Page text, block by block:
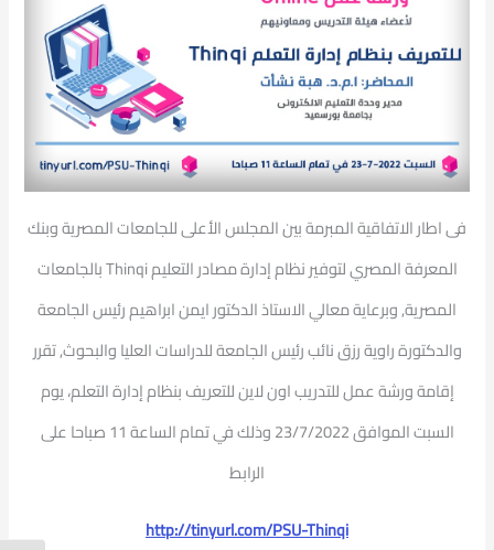
فى اطار الاتفاقية المبرمة بين المجلس الأعلى للجامعات المصرية وبنك
المعرفة المصري لتوفير نظام إدارة مصادر التعليم Thinqi بالجامعات
المصرية٫ وبرعاية معالي
الاستاذ الدكتور ايمن ابراهيم رئيس الجامعة
والدكتورة راوية رزق نائب رئيس الجامعة للدراسات العليا والبحوث٫ تقرر
إقامة ورشة عمل للتدريب اون لاين للتعريف بنظام إدارة التعلم، يوم
السبت الموافق 23/7/2022 وذلك في تمام الساعة 11 صباحا على
الرابط
http://tinyurl.com/PSU-Thinqi